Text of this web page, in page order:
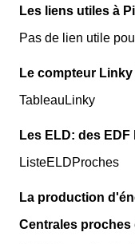
Les liens utiles à
Pas de lien utile
Le compteur
TableauLinky
Les ELD: des EDF
ListeELDProches
La production
Centrales proches